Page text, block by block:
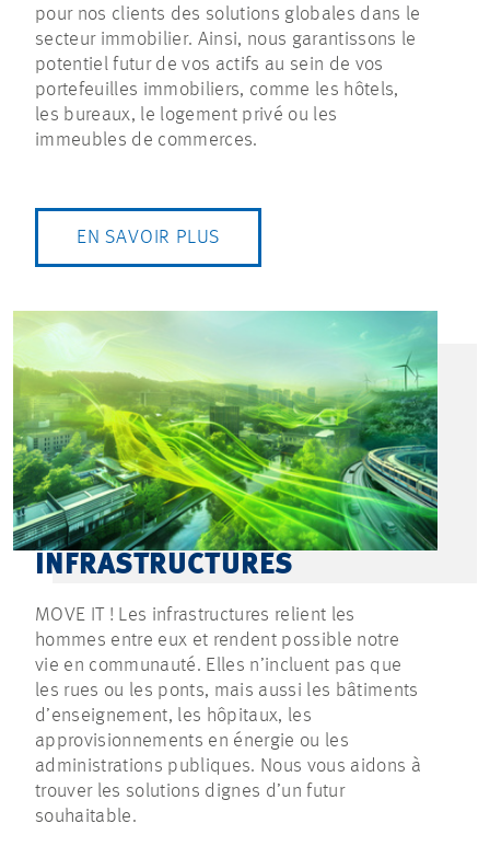
pour nos clients des solutions globales dans le
secteur immobilier. Ainsi, nous garantissons le
potentiel futur de vos actifs au sein de vos
portefeuilles immobiliers, comme les hôtels,
les bureaux, le logement privé ou les
immeubles de commerces.
EN SAVOIR PLUS
INFRASTRUCTURES
MOVE IT ! Les infrastructures relient les
hommes entre eux et rendent possible notre
vie en communauté. Elles n’incluent pas que
les rues ou les ponts, mais aussi les bâtiments
d’enseignement, les hôpitaux, les
approvisionnements en énergie ou les
administrations publiques. Nous vous aidons à
trouver les solutions dignes d’un futur
souhaitable.